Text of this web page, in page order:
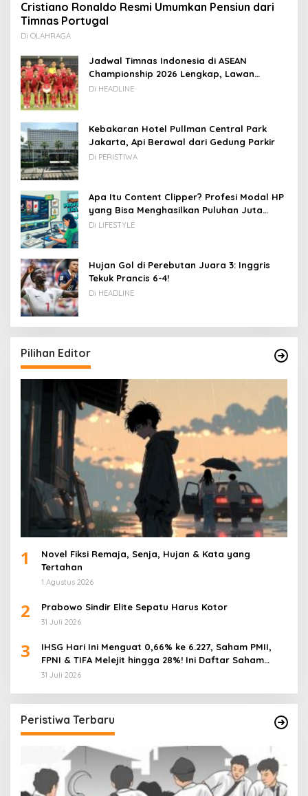
Cristiano Ronaldo Resmi Umumkan Pensiun dari
Timnas Portugal
Di OLAHRAGA
Jadwal Timnas Indonesia di ASEAN
Championship 2026 Lengkap, Lawan
Kamboja hingga Vietnam
Di HEADLINE
Kebakaran Hotel Pullman Central Park
Jakarta, Api Berawal dari Gedung Parkir
Di PERISTIWA
Apa Itu Content Clipper? Profesi Modal HP
yang Bisa Menghasilkan Puluhan Juta
Rupiah
Di LIFESTYLE
Hujan Gol di Perebutan Juara 3: Inggris
Tekuk Prancis 6-4!
Di HEADLINE
Pilihan Editor
1
Novel Fiksi Remaja, Senja, Hujan & Kata yang
Tertahan
1 Agustus 2026
2 Prabowo Sindir Elite Sepatu Harus Kotor
31 Juli 2026
3
IHSG Hari Ini Menguat 0,66% ke 6.227, Saham PMII,
FPNI & TIFA Melejit hingga 28%! Ini Daftar Saham
Paling Cuan & Volume Tertinggi 31 Juli 2026
31 Juli 2026
Peristiwa Terbaru